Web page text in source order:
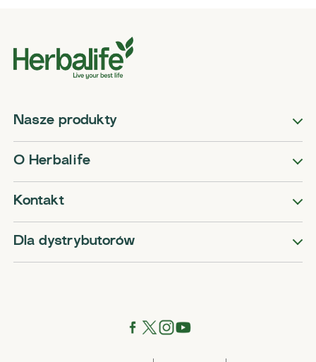
Nasze produkty
O Herbalife
Kontakt
Dla dystrybutorów